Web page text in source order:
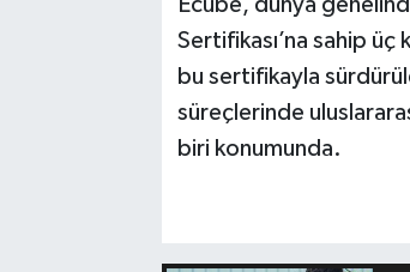
Ecube, dünya
Sertifikası’na sahip
bu sertifikayla
süreçlerinde
biri konumunda.